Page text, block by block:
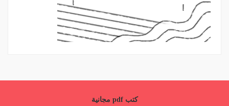
كتب pdf مجانية